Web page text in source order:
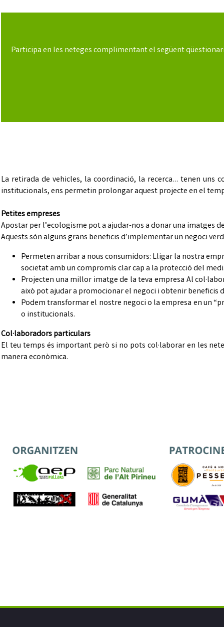
Participa en les neteges complimentant el següent
La retirada de vehicles, la coordinació, la recerca… tenen uns
institucionals, ens permetin prolongar aquest projecte en el
Petites empreses
Apostar per l’ecologisme pot a ajudar-nos a donar una imatges
Aquests són alguns grans beneficis d’implementar un negoci
Permeten arribar a nous consumidors: Lligar la nostra
societat amb un compromís clar cap a la protecció del
Projecten una millor imatge de la teva empresa Al
això pot ajudar a promocionar el negoci i obtenir beneficis
Podem transformar el nostre negoci o la empresa en un
o institucionals.
Col·laboradors particulars
El teu temps és important però si no pots col·laborar en les
manera econòmica.